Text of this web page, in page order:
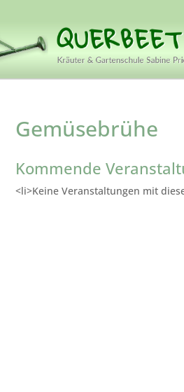
Gemüsebrühe
Kommende
<li>Keine Veranstaltungen mit